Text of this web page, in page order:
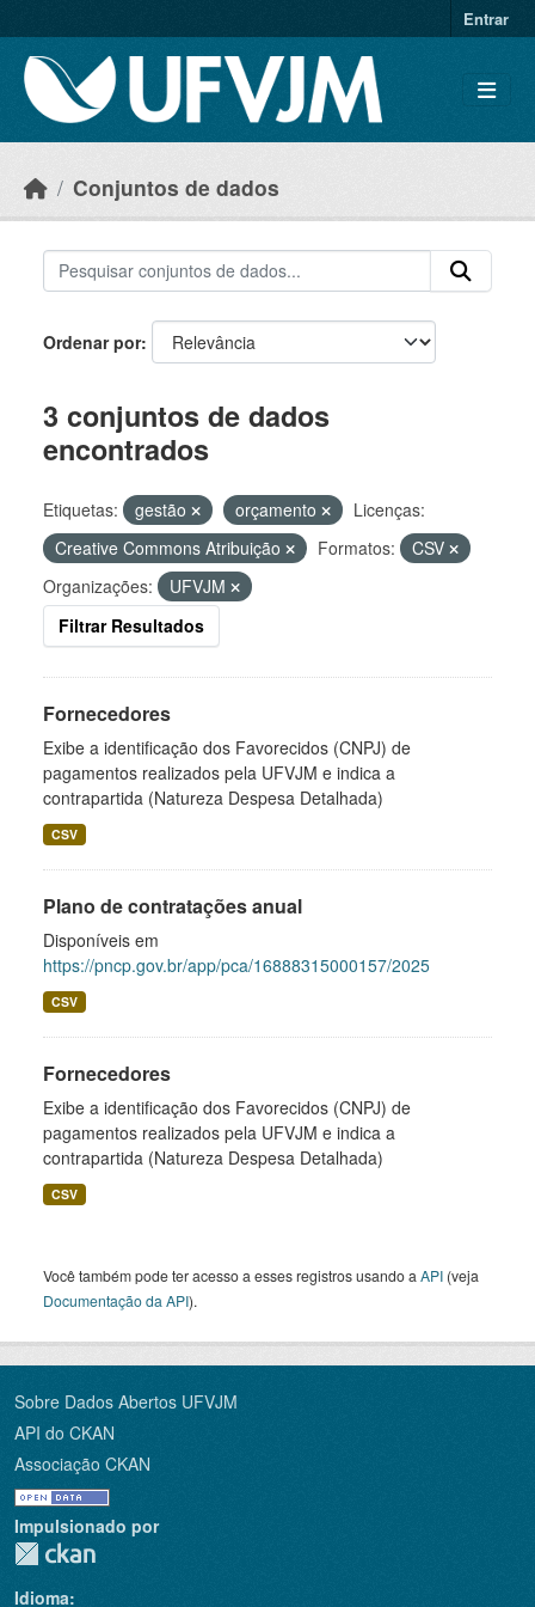
Entrar
Conjuntos de dados
Ordenar por
3 conjuntos de dados
encontrados
Etiquetas: gestão orçamento
Licenças:
Creative Commons Atribuição
Formatos:
CSV
Organizações:
UFVJM
Filtrar Resultados
Fornecedores
Exibe a identificação dos Favorecidos (CNPJ) de
pagamentos realizados pela UFVJM e indica a
contrapartida (Natureza Despesa Detalhada)
CSV
Plano de contratações anual
Disponíveis em
https://pncp.gov.br/app/pca/16888315000157/2025
CSV
Fornecedores
Exibe a identificação dos Favorecidos (CNPJ) de
pagamentos realizados pela UFVJM e indica a
contrapartida (Natureza Despesa Detalhada)
CSV
Você também pode ter acesso a esses registros usando a API (veja
Documentação da API).
Sobre Dados Abertos UFVJM
API do CKAN
Associação CKAN
Impulsionado por
Idioma